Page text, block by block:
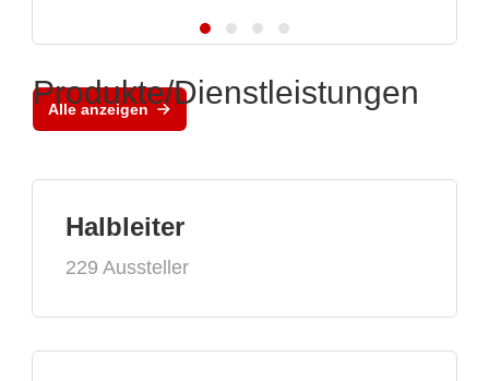
Alle anzeigen
Produkte/Dienstleistungen
Halbleiter
229 Aussteller